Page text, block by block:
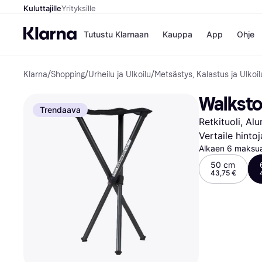
KuluttajilleYrityksille
Tutustu Klarnaan Kauppa
Kaupat
Gigantti
H&M
Peten
Wolt
App Ohje
Klarna/Shopping/Urheilu ja Ulkoilu/Metsästys, Kalastus ja
Trendaava
Retkituoli,
Vertaile
Alkaen 6
50 cm
43,75 €